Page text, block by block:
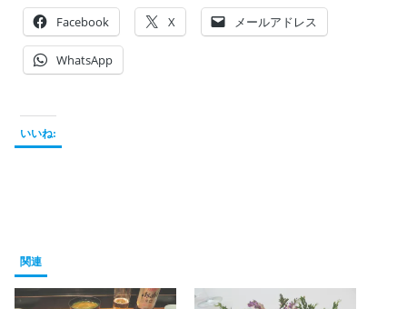
Facebook X メールアドレス
WhatsApp
いいね:
関連